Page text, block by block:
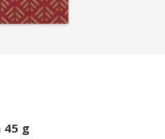
45 g